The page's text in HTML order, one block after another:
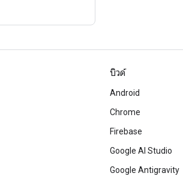
บิวด์
Android
Chrome
Firebase
Google AI Studio
Google Antigravity